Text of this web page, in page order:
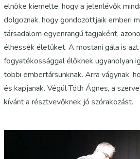
elnöke kiemelte, hogy a jelenlévők
dolgoznak, hogy gondozottjaik emberi
társadalom egyenrangú tagjaként,
élhessék életüket. A mostani gála is
fogyatékossággal élőknek ugyanolyan
többi embertársunknak. Arra vágynak,
és kapjanak. Végül Tóth Ágnes, a
kívánt a résztvevőknek jó szórakozást.